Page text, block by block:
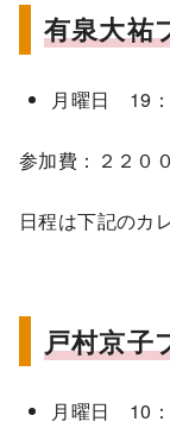
有泉大祐
月曜日 19
参加費：２２０
日程は下記のカ
戸村京子
月曜日 10